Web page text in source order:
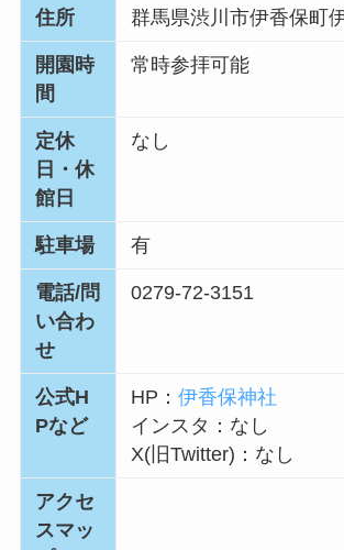
住所 群馬県渋川市伊香保町
開園時
間
常時参拝可能
定休
日・休
館日
なし
駐車場 有
電話/問
い合わ
せ
0279-72-3151
公式H
Pなど
HP：伊香保神社
インスタ：なし
X(旧Twitter)：なし
アクセ
スマッ